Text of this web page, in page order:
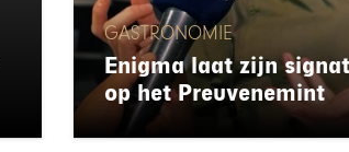
GASTRONOMIE
Enigma laat zijn
op het Preuvenemint